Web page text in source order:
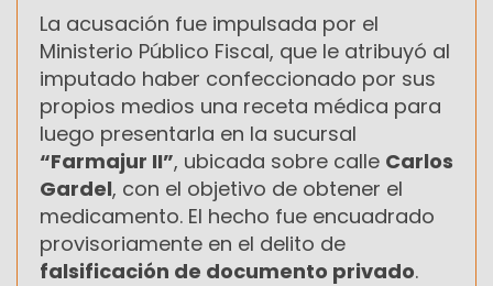
La acusación fue impulsada por el
Ministerio Público Fiscal, que le atribuyó al
imputado haber confeccionado por sus
propios medios una receta médica para
luego presentarla en la sucursal
“Farmajur II”, ubicada sobre calle Carlos
Gardel, con el objetivo de obtener el
medicamento. El hecho fue encuadrado
provisoriamente en el delito de
falsificación de documento privado.